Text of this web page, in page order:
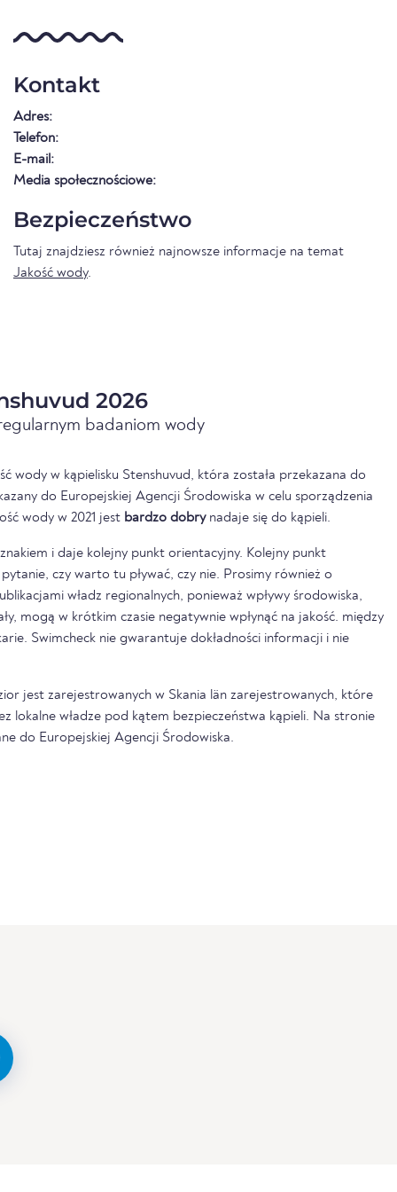
Kontakt
Adres:
Telefon:
E-mail:
Media społecznościowe:
Bezpieczeństwo
Tutaj znajdziesz również najnowsze informacje na temat
Jakość wody.
2026
badaniom wody
wody w kąpielisku Stenshuvud, która została przekazana do
do Europejskiej Agencji Środowiska w celu sporządzenia
wody w 2021 jest bardzo dobrynadaje się do kąpieli.
i daje kolejny punkt orientacyjny. Kolejny punkt
czy warto tu pływać, czy nie. Prosimy również o
władz regionalnych, ponieważ wpływy środowiska,
mogą w krótkim czasie negatywnie wpłynąć na jakość. między
Swimcheck nie gwarantuje dokładności informacji i nie
jest zarejestrowanych w Skania län zarejestrowanych, które
lokalne władze pod kątem bezpieczeństwa kąpieli. Na stronie
do Europejskiej Agencji Środowiska.